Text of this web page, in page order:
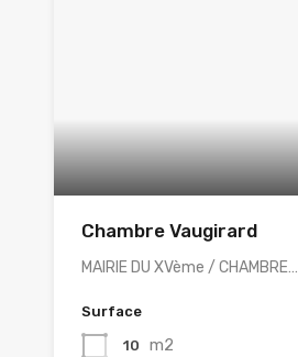
Chambre Vaugirard
MAIRIE DU XVème / CHAMBRE…
Surface
10 m2